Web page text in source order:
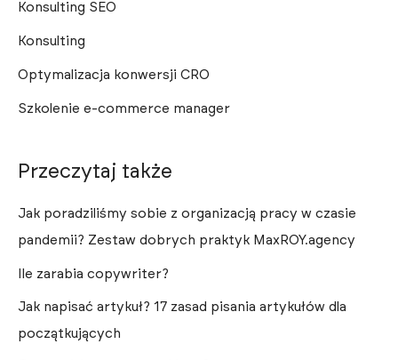
Konsulting SEO
Konsulting
Optymalizacja konwersji CRO
Szkolenie e-commerce manager
Przeczytaj także
Jak poradziliśmy sobie z organizacją pracy w czasie
pandemii? Zestaw dobrych praktyk MaxROY.agency
Ile zarabia copywriter?
Jak napisać artykuł? 17 zasad pisania artykułów dla
początkujących